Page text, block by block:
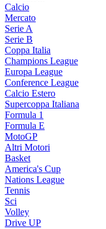
Calcio
Mercato
Serie A
Serie B
Coppa Italia
Champions League
Europa League
Conference League
Calcio Estero
Supercoppa Italiana
Formula 1
Formula E
MotoGP
Altri Motori
Basket
America's Cup
Nations League
Tennis
Sci
Volley
Drive UP